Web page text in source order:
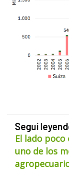
Seguí
El lado poco
uno de los